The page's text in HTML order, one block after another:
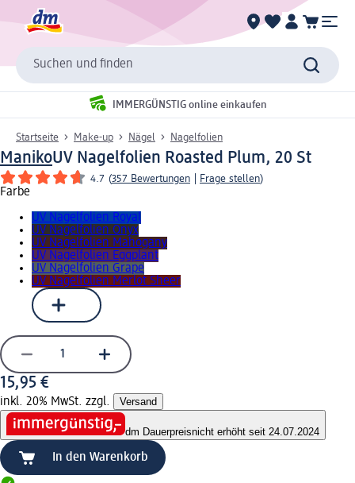
Suchen und finden
IMMERGÜNSTIG online einkaufen
Startseite Make-up Nägel Nagelfolien
ManikoUV Nagelfolien Roasted Plum, 20 St
4.7 (357 Bewertungen Frage stellen)
Farbe
UV Nagelfolien Royal
UV Nagelfolien Onyx
UV Nagelfolien Mahogany
UV Nagelfolien Eggplant
UV Nagelfolien Grape
UV Nagelfolien Merlot Sheer
15,95 €
inkl. 20% MwSt. zzgl. Versand
dm Dauerpreisnicht erhöht seit 24.07.2024
In den Warenkorb